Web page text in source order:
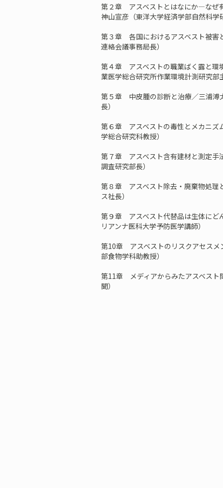
第２章 アスベストとはなにか―なぜ
神山宣彦（東洋大学経済学部自然科学
第３章 各国におけるアスベスト被害
連絡会議事務局長）
第４章 アスベストの職業ばく露と環
業医学総合研究所作業環境計測研究部
第５章 中皮腫の診断と治療／三浦溥
長）
第６章 アスベストの毒性とメカニズ
学総合研究科教授）
第７章 アスベスト含有建材と測定手
調査研究部長）
第８章 アスベスト除去・廃棄物処理
ス社長）
第９章 アスベスト代替品は生体にど
リアンナ医科大学予防医学講師）
第10章 アスベストのリスクアセスメ
部食物学科助教授）
第11章 メディアからみたアスベスト
聞）